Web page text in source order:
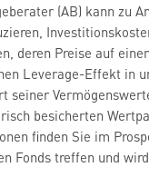
(AB) kann zu
deren Preise auf
Leverage-Effekt in
seiner
besicherten
finden Sie im
Fonds treffen und